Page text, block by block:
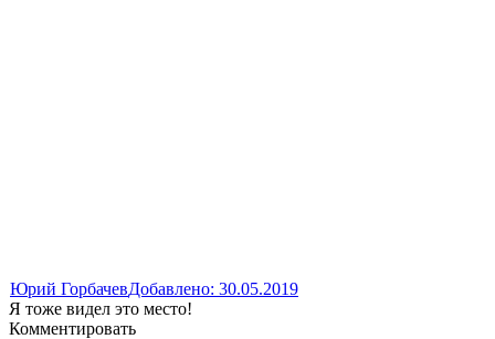
Юрий ГорбачевДобавлено: 30.05.2019
Я тоже видел это место!
Комментировать